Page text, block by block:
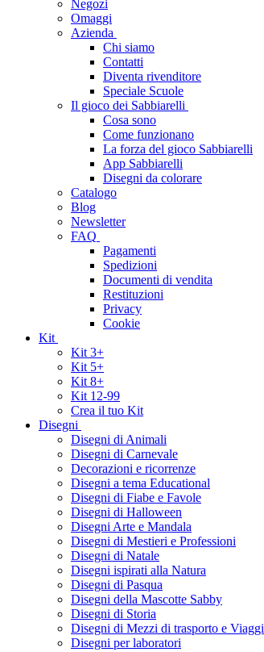
Negozi
Omaggi
Azienda
Chi siamo
Contatti
Diventa rivenditore
Speciale Scuole
Il gioco dei Sabbiarelli
Cosa sono
Come funzionano
La forza del gioco Sabbiarelli
App Sabbiarelli
Disegni da colorare
Catalogo
Blog
Newsletter
FAQ
Pagamenti
Spedizioni
Documenti di vendita
Restituzioni
Privacy
Cookie
Kit
Kit 3+
Kit 5+
Kit 8+
Kit 12-99
Crea il tuo Kit
Disegni
Disegni di Animali
Disegni di Carnevale
Decorazioni e ricorrenze
Disegni a tema Educational
Disegni di Fiabe e Favole
Disegni di Halloween
Disegni Arte e Mandala
Disegni di Mestieri e Professioni
Disegni di Natale
Disegni ispirati alla Natura
Disegni di Pasqua
Disegni della Mascotte Sabby
Disegni di Storia
Disegni di Mezzi di trasporto e Viaggi
Disegni per laboratori